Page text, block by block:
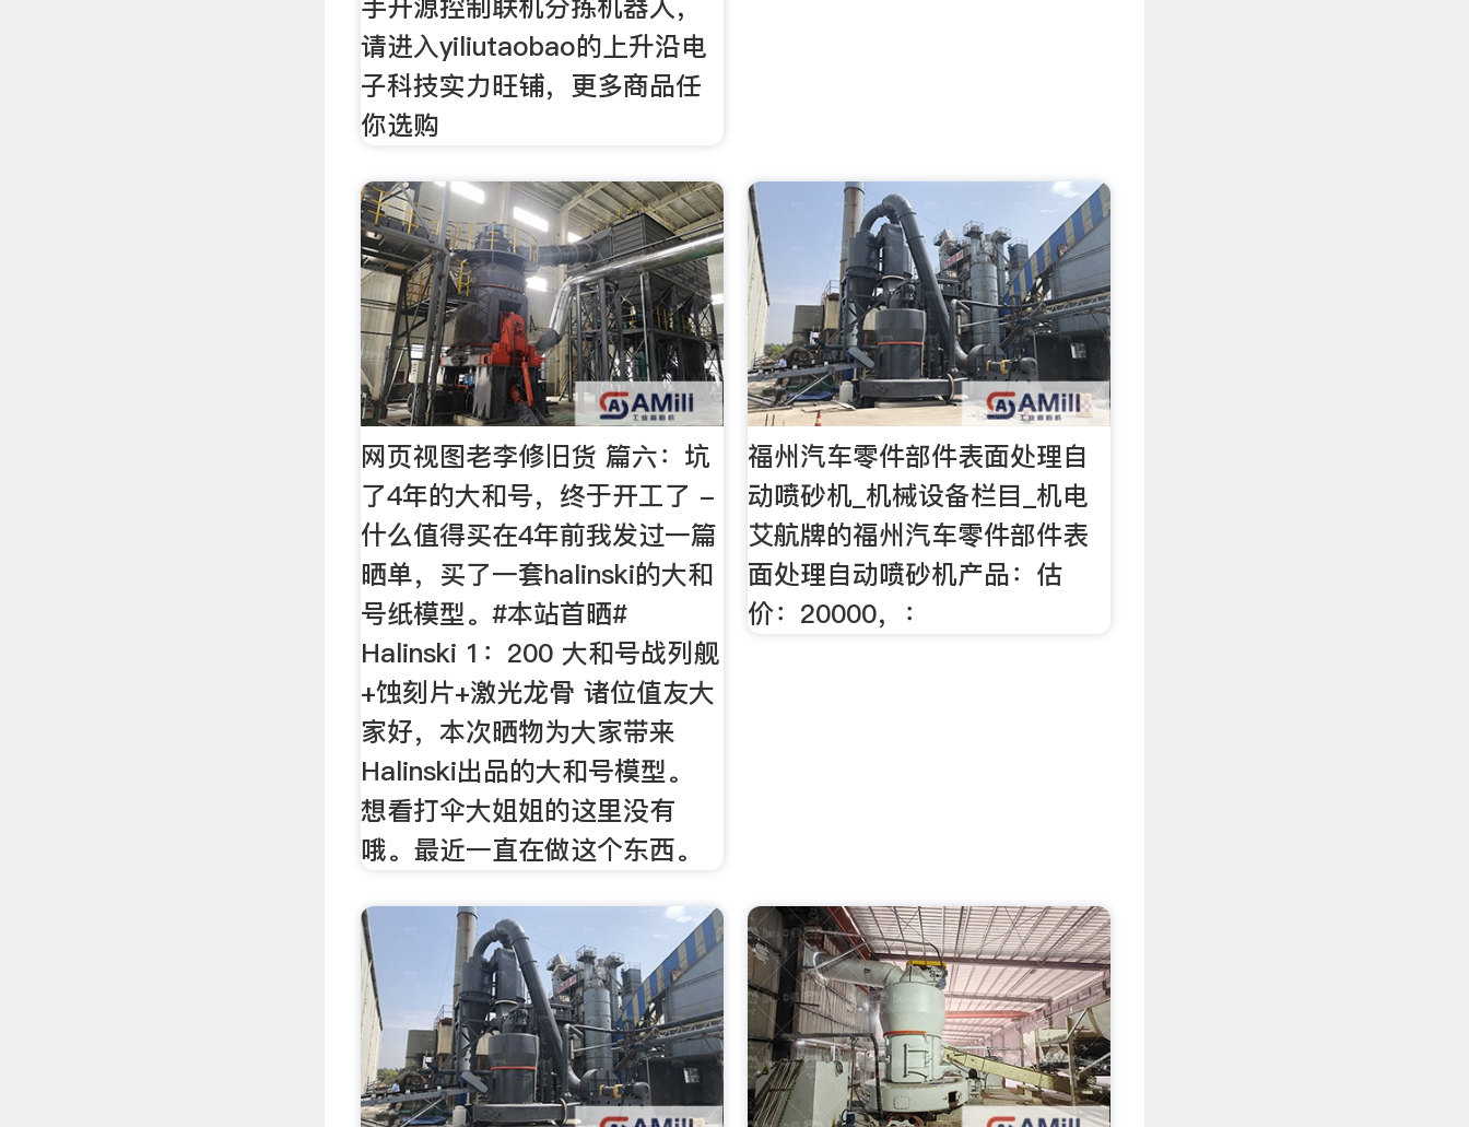
手开源控制联机分拣机器人，
请进入yiliutaobao的上升沿电
子科技实力旺铺，更多商品任
你选购
网页视图老李修旧货 篇六：坑
了4年的大和号，终于开工了 -
什么值得买在4年前我发过一篇
晒单，买了一套halinski的大和
号纸模型。#本站首晒#
Halinski 1：200 大和号战列舰
+蚀刻片+激光龙骨 诸位值友大
家好，本次晒物为大家带来
Halinski出品的大和号模型。
想看打伞大姐姐的这里没有
哦。最近一直在做这个东西。
福州汽车零件部件表面处理自
动喷砂机_机械设备栏目_机电
艾航牌的福州汽车零件部件表
面处理自动喷砂机产品：估
价：20000，：